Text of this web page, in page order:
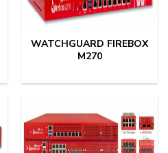
WATCHGUARD FIREBOX
M270